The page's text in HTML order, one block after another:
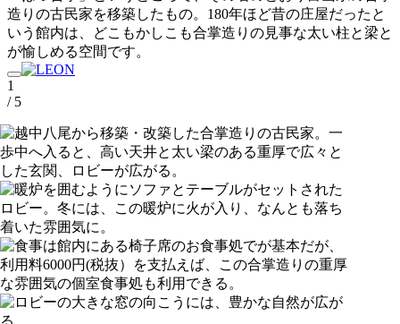
造りの古民家を移築したもの。180年ほど昔の庄屋だったと
いう館内は、どこもかしこも合掌造りの見事な太い柱と梁と
が愉しめる空間です。
1
/ 5